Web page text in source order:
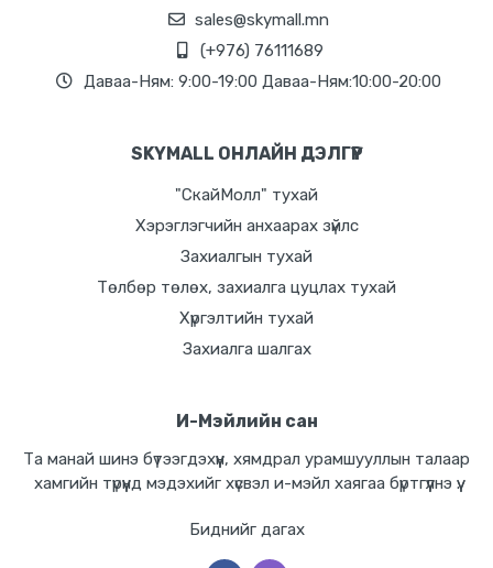
sales@skymall.mn
(+976) 76111689
Даваа-Ням: 9:00-19:00 Даваа-Ням:10:00-20:00
SKYMALL ОНЛАЙН ДЭЛГҮҮР
"СкайМолл" тухай
Хэрэглэгчийн анхаарах зүйлс
Захиалгын тухай
Төлбөр төлөх, захиалга цуцлах тухай
Хүргэлтийн тухай
Захиалга шалгах
И-Мэйлийн сан
Та манай шинэ бүтээгдэхүүн, хямдрал урамшууллын талаар
хамгийн түрүүнд мэдэхийг хүсвэл и-мэйл хаягаа бүртгүүлнэ үү.
Биднийг дагах